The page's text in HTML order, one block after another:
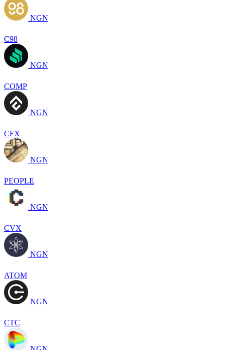
NGN
C98
NGN
COMP
NGN
CFX
NGN
PEOPLE
NGN
CVX
NGN
ATOM
NGN
CTC